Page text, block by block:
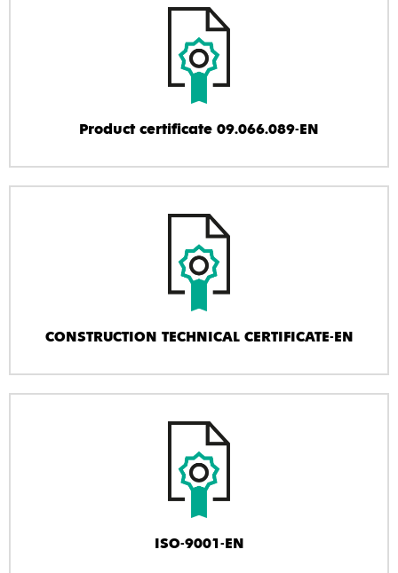
Product certificate 09.066.089-EN
CONSTRUCTION TECHNICAL CERTIFICATE-EN
ISO-9001-EN